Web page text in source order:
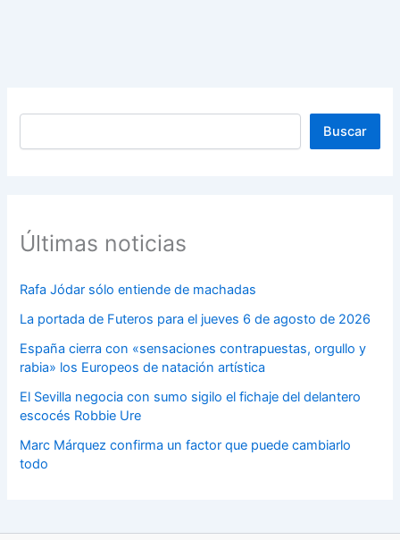
Buscar
Buscar
Últimas noticias
Rafa Jódar sólo entiende de machadas
La portada de Futeros para el jueves 6 de agosto de 2026
España cierra con «sensaciones contrapuestas, orgullo y
rabia» los Europeos de natación artística
El Sevilla negocia con sumo sigilo el fichaje del delantero
escocés Robbie Ure
Marc Márquez confirma un factor que puede cambiarlo
todo